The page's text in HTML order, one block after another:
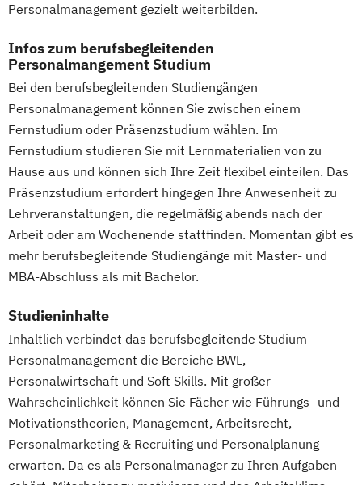
Personalmanagement gezielt weiterbilden.
Infos zum berufsbegleitenden
Personalmangement Studium
Bei den berufsbegleitenden Studiengängen
Personalmanagement können Sie zwischen einem
Fernstudium oder Präsenzstudium wählen. Im
Fernstudium studieren Sie mit Lernmaterialien von zu
Hause aus und können sich Ihre Zeit flexibel einteilen. Das
Präsenzstudium erfordert hingegen Ihre Anwesenheit zu
Lehrveranstaltungen, die regelmäßig abends nach der
Arbeit oder am Wochenende stattfinden. Momentan gibt es
mehr berufsbegleitende Studiengänge mit Master- und
MBA-Abschluss als mit Bachelor.
Studieninhalte
Inhaltlich verbindet das berufsbegleitende Studium
Personalmanagement die Bereiche BWL,
Personalwirtschaft und Soft Skills. Mit großer
Wahrscheinlichkeit können Sie Fächer wie Führungs- und
Motivationstheorien, Management, Arbeitsrecht,
Personalmarketing & Recruiting und Personalplanung
erwarten. Da es als Personalmanager zu Ihren Aufgaben